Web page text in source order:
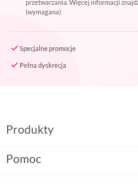
przetwarzania. Więcej informacji
(wymagana)
Specjalne promocje
Pełna dyskrecja
Produkty
Pomoc